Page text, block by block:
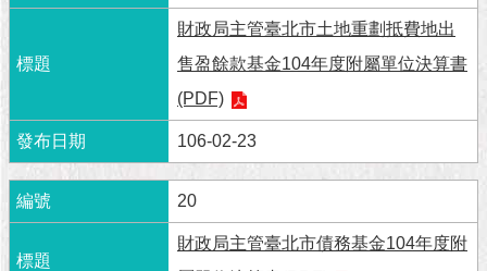
（陳
系
財政局主管臺北市土地重劃抵費地出
售盈餘款基金104年度附屬單位決算書
(PDF)
106-02-23
20
財政局主管臺北市債務基金104年度附